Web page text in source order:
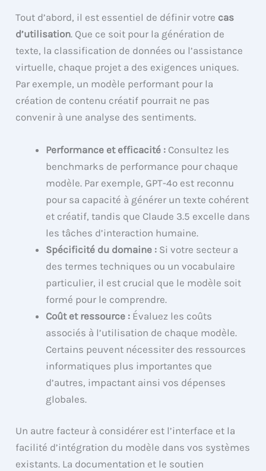
Tout d’abord, il est essentiel de définir votre cas
d’utilisation. Que ce soit pour la génération de
texte, la classification de données ou l’assistance
virtuelle, chaque projet a des exigences uniques.
Par exemple, un modèle performant pour la
création de contenu créatif pourrait ne pas
convenir à une analyse des sentiments.
Performance et efficacité : Consultez les
benchmarks de performance pour chaque
modèle. Par exemple, GPT-4o est reconnu
pour sa capacité à générer un texte cohérent
et créatif, tandis que Claude 3.5 excelle dans
les tâches d’interaction humaine.
Spécificité du domaine : Si votre secteur a
des termes techniques ou un vocabulaire
particulier, il est crucial que le modèle soit
formé pour le comprendre.
Coût et ressource : Évaluez les coûts
associés à l’utilisation de chaque modèle.
Certains peuvent nécessiter des ressources
informatiques plus importantes que
d’autres, impactant ainsi vos dépenses
globales.
Un autre facteur à considérer est l’interface et la
facilité d’intégration du modèle dans vos systèmes
existants. La documentation et le soutien